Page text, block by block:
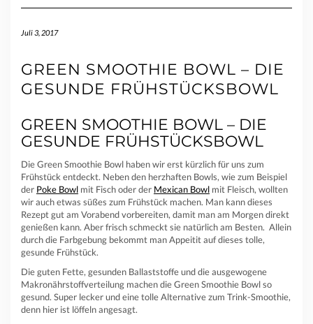
Juli 3, 2017
GREEN SMOOTHIE BOWL – DIE
GESUNDE FRÜHSTÜCKSBOWL
GREEN SMOOTHIE BOWL – DIE
GESUNDE FRÜHSTÜCKSBOWL
Die Green Smoothie Bowl haben wir erst kürzlich für uns zum
Frühstück entdeckt. Neben den herzhaften Bowls, wie zum Beispiel
der Poke Bowl mit Fisch oder der Mexican Bowl mit Fleisch, wollten
wir auch etwas süßes zum Frühstück machen. Man kann dieses
Rezept gut am Vorabend vorbereiten, damit man am Morgen direkt
genießen kann. Aber frisch schmeckt sie natürlich am Besten. Allein
durch die Farbgebung bekommt man Appeitit auf dieses tolle,
gesunde Frühstück.
Die guten Fette, gesunden Ballaststoffe und die ausgewogene
Makronährstoffverteilung machen die Green Smoothie Bowl so
gesund. Super lecker und eine tolle Alternative zum Trink-Smoothie,
denn hier ist löffeln angesagt.